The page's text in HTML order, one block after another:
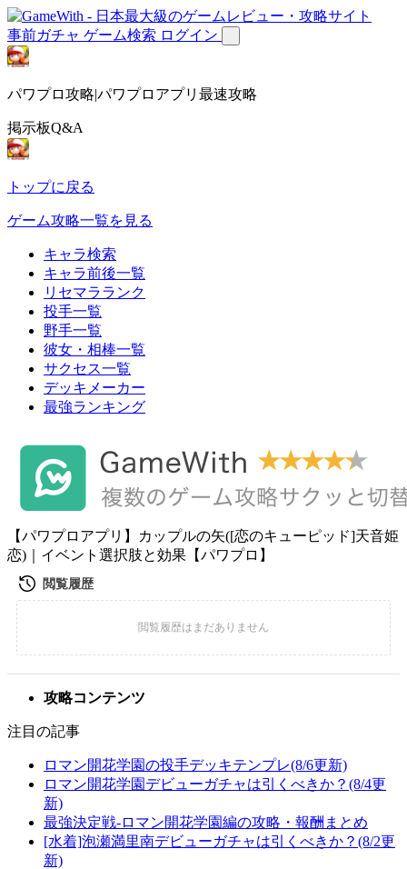
事前ガチャ ゲーム検索 ログイン
パワプロ攻略|パワプロアプリ最速攻略
掲示板Q&A
トップに戻る
ゲーム攻略一覧を見る
キャラ検索
キャラ前後一覧
リセマラランク
投手一覧
野手一覧
彼女・相棒一覧
サクセス一覧
デッキメーカー
最強ランキング
【パワプロアプリ】カップルの矢([恋のキューピッド]天音姫
恋)｜イベント選択肢と効果【パワプロ】
攻略コンテンツ
注目の記事
ロマン開花学園の投手デッキテンプレ(8/6更新)
ロマン開花学園デビューガチャは引くべきか？(8/4更
新)
最強決定戦-ロマン開花学園編の攻略・報酬まとめ
[水着]泡瀬満里南デビューガチャは引くべきか？(8/2更
新)